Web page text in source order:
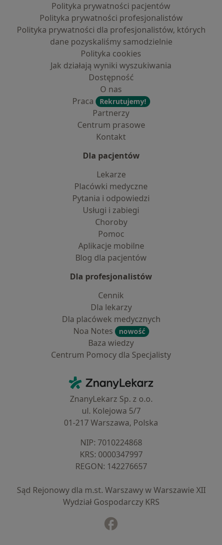
Polityka prywatności pacjentów
Polityka prywatności profesjonalistów
Polityka prywatności dla profesjonalistów, których
dane pozyskaliśmy samodzielnie
Polityka cookies
Jak działają wyniki wyszukiwania
Dostępność
O nas
Praca
Rekrutujemy!
Partnerzy
Centrum prasowe
Kontakt
Dla pacjentów
Lekarze
Placówki medyczne
Pytania i odpowiedzi
Usługi i zabiegi
Choroby
Pomoc
Aplikacje mobilne
Blog dla pacjentów
Dla profesjonalistów
Cennik
Dla lekarzy
Dla placówek medycznych
Noa Notes
nowość
Baza wiedzy
Centrum Pomocy dla Specjalisty
ZnanyLekarz - Strona główna
ZnanyLekarz Sp. z o.o.
ul. Kolejowa 5/7
01-217 Warszawa, Polska
NIP: ⁠7010224868
KRS: ⁠0000347997
REGON: ⁠142276657
Sąd Rejonowy dla m.st. Warszawy w Warszawie XII
Wydział Gospodarczy KRS